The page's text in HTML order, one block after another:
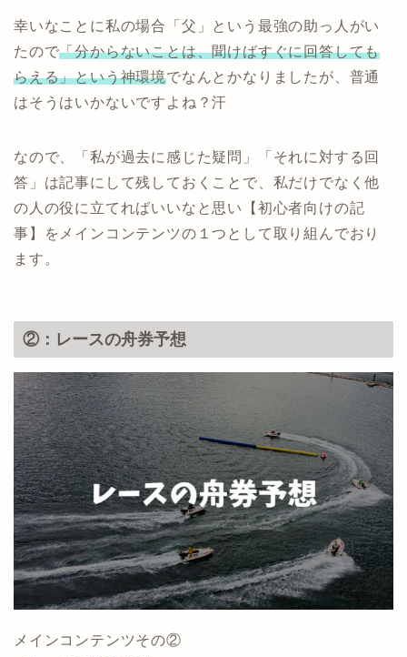
幸いなことに私の場合「父」という最強の助っ人がい
たので「分からないことは、聞けばすぐに回答しても
らえる」という神環境でなんとかなりましたが、普通
はそうはいかないですよね？汗
なので、「私が過去に感じた疑問」「それに対する回
答」は記事にして残しておくことで、私だけでなく他
の人の役に立てればいいなと思い【初心者向けの記
事】をメインコンテンツの１つとして取り組んでおり
ます。
②：レースの舟券予想
メインコンテンツその②